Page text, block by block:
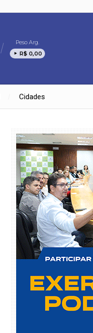
Peso Arg.
R$ 0,00
Cidades